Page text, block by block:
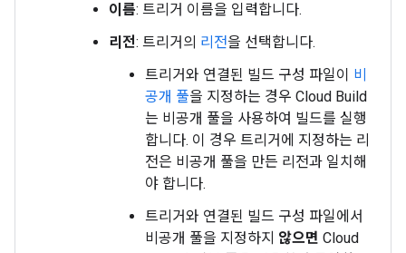
이름: 트리거 이름을 입력합니다.
리전: 트리거의 리전을 선택합니다.
트리거와 연결된 빌드 구성 파일이 비
공개 풀을 지정하는 경우 Cloud Build
는 비공개 풀을 사용하여 빌드를 실행
합니다. 이 경우 트리거에 지정하는 리
전은 비공개 풀을 만든 리전과 일치해
야 합니다.
트리거와 연결된 빌드 구성 파일에서
비공개 풀을 지정하지 않으면 Cloud